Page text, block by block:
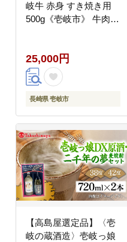
岐牛 赤身 すき焼き用
500g《壱岐市》 牛肉
円
25,000円
長崎県 壱岐市
【高島屋選定品】〈壱
岐の蔵酒造〉壱岐っ娘